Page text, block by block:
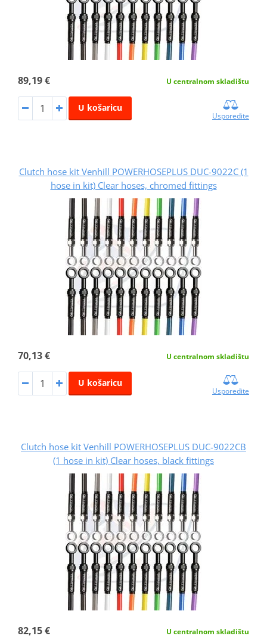
89,19 € U centralnom skladištu
U košaricu
Usporedite
Clutch hose kit Venhill POWERHOSEPLUS DUC-9022C (1
hose in kit) Clear hoses, chromed fittings
70,13 € U centralnom skladištu
U košaricu
Usporedite
Clutch hose kit Venhill POWERHOSEPLUS DUC-9022CB
(1 hose in kit) Clear hoses, black fittings
82,15 € U centralnom skladištu